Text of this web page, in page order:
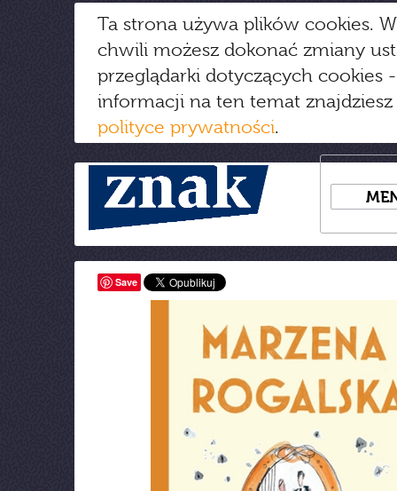
Ta strona używa plików cookies.
chwili możesz dokonać zmiany
przeglądarki dotyczących cookies
informacji na ten temat
polityce prywatności.
Save